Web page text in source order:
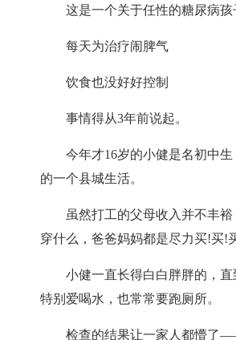
这是一个关于任性的糖尿病孩
每天为治疗闹脾气
饮食也没好好控制
事情得从3年前说起。
今年才16岁的小健是名初中生
的一个县城生活。
虽然打工的父母收入并不丰裕
穿什么，爸爸妈妈都是尽力买!买!
小健一直长得白白胖胖的，直
特别爱喝水，也常常要跑厕所。
检查的结果让一家人都懵了——